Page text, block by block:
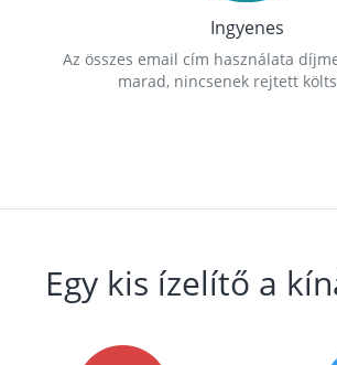
Ingyenes
Az összes email cím használata
marad, nincsenek rejtett
Egy kis ízelítő a